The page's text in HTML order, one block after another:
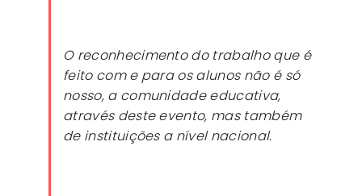
O reconhecimento do trabalho que é
feito com e para os alunos não é só
nosso, a comunidade educativa,
através deste evento, mas também
de instituições a nível nacional.